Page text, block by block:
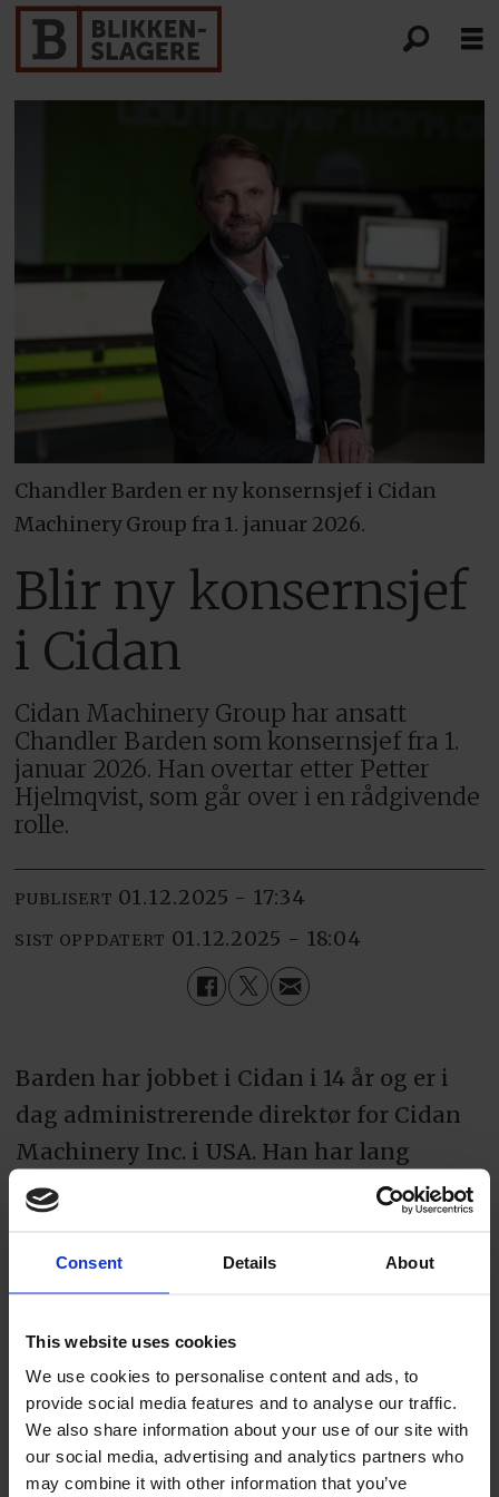
Consent Details About
This website uses cookies
We use cookies to personalise content and ads, to
provide social media features and to analyse our traffic.
We also share information about your use of our site with
our social media, advertising and analytics partners who
may combine it with other information that you’ve
Chandler Barden er ny konsernsjef i Cidan
Machinery Group fra 1. januar 2026.
Blir ny konsernsjef
i Cidan
Cidan Machinery Group har ansatt
Chandler Barden som konsernsjef fra 1.
januar 2026. Han overtar etter Petter
Hjelmqvist, som går over i en rådgivende
rolle.
PUBLISERT 01.12.2025 - 17:34
SIST OPPDATERT 01.12.2025 - 18:04
Barden har jobbet i Cidan i 14 år og er i
dag administrerende direktør for Cidan
Machinery Inc. i USA. Han har lang
erfaring fra blikkenslagerfaget og
industriell platebearbeiding, og har vært
sentral i selskapets vekst i Nord-
Amerika. Under hans ledelse har den
amerikanske virksomheten styrket både
kundebase, servicekapasitet og
gjennomføring av konsernets «One-
Stop-Partner»-strategi.